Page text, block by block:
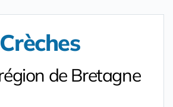
Crèches
de Bretagne